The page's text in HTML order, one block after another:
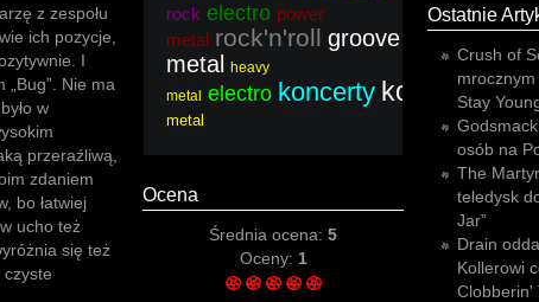
z zespołu
ich pozycje,
I
Nie ma
w
przeraźliwą,
zdaniem
bo łatwiej
ucho też
się też
czyste
rock electro power
metal rock'n'roll groove
metal
heavy
metal electro koncerty koncerty thrash
metal
Ocena
Średnia ocena: 5
Oceny: 1
Ostatnie
Crush of
Stay
osób na
The
teledysk
Jar”
Drain
Kollerowi
Clobberin'